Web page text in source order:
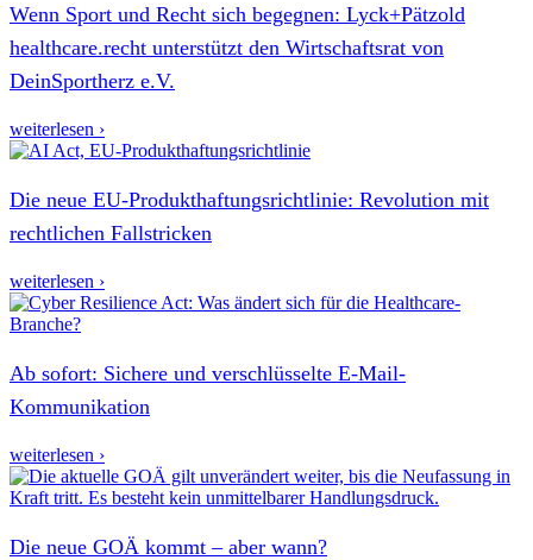
Wenn Sport und Recht sich begegnen: Lyck+Pätzold
healthcare.recht unterstützt den Wirtschaftsrat von
DeinSportherz e.V.
weiterlesen ›
Die neue EU-Produkthaftungsrichtlinie: Revolution mit
rechtlichen Fallstricken
weiterlesen ›
Ab sofort: Sichere und verschlüsselte E-Mail-
Kommunikation
weiterlesen ›
Die neue GOÄ kommt – aber wann?